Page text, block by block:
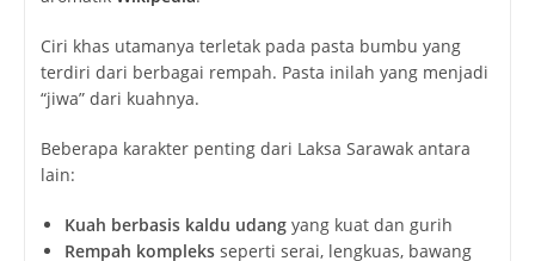
Ciri khas utamanya terletak pada pasta bumbu yang
terdiri dari berbagai rempah. Pasta inilah yang menjadi
“jiwa” dari kuahnya.
Beberapa karakter penting dari Laksa Sarawak antara
lain:
Kuah berbasis kaldu udangyang kuat dan gurih
Rempah kompleksseperti serai, lengkuas, bawang